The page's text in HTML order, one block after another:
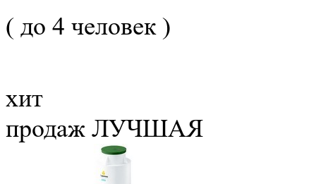
( до 4 человек )
хит
продаж ЛУЧШАЯ